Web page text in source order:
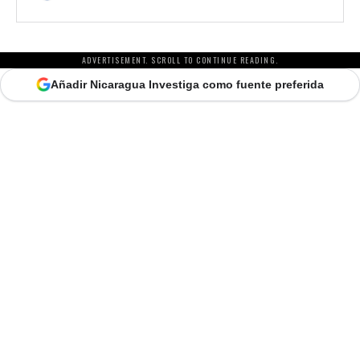
ADVERTISEMENT. SCROLL TO CONTINUE READING.
Añadir Nicaragua Investiga como fuente preferida